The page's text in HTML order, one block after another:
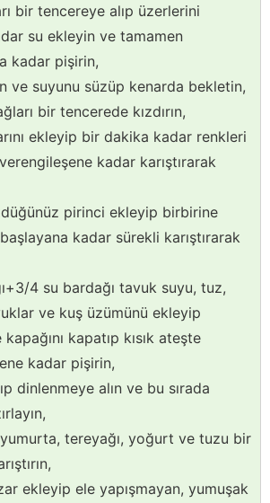
bir tencereye alıp üzerlerini
su ekleyin ve tamamen
kadar pişirin,
ve suyunu süzüp kenarda bekletin,
bir tencerede kızdırın,
ekleyip bir dakika kadar renkleri
kadar karıştırarak
pirinci ekleyip birbirine
kadar sürekli karıştırarak
4 su bardağı tavuk suyu, tuz,
ve kuş üzümünü ekleyip
kapağını kapatıp kısık ateşte
kadar pişirin,
dinlenmeye alın ve bu sırada
tereyağı, yoğurt ve tuzu bir
ekleyip ele yapışmayan, yumuşak